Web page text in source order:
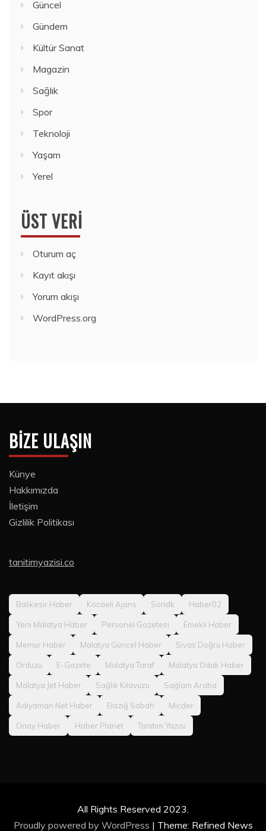
Güncel
Gündem
Kültür Sanat
Magazin
Sağlık
Spor
Teknoloji
Yaşam
Yerel
ÜST VERI
Oturum aç
Kayıt akışı
Yorum akışı
WordPress.org
BIZE ULAŞIN
Künye
Hakkımızda
İletişim
Gizlilik Politikası
tanitimyazisi.co
Balıkesir Haber Kocaeli Ajans Sondk Haber02
Yeni Malatya Haber Personel Gazetesi Emekli Haber
Memur Haber Malatya Güncel Haber Sivas Doğru Haber
Orduzu E-Gazete Malatya Taraf Malatya Odak Haber
Malatya Jet Haber Sağlık Kılavuzu Sağlam Araba
Adıyaman Net Haber Elazığ Sabah Micder
Onay Haber Haber Planet Tanıtım Yazısı
All Rights Reserved 2023.
Proudly powered by WordPress | Theme: Refined News